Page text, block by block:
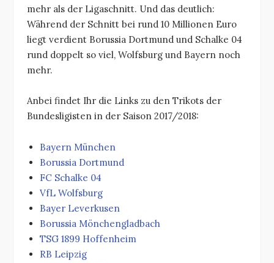
mehr als der Ligaschnitt. Und das deutlich:
Während der Schnitt bei rund 10 Millionen Euro
liegt verdient Borussia Dortmund und Schalke 04
rund doppelt so viel, Wolfsburg und Bayern noch
mehr.
Anbei findet Ihr die Links zu den Trikots der
Bundesligisten in der Saison 2017/2018:
Bayern München
Borussia Dortmund
FC Schalke 04
VfL Wolfsburg
Bayer Leverkusen
Borussia Mönchengladbach
TSG 1899 Hoffenheim
RB Leipzig